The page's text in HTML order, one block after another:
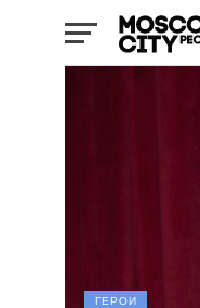
ГЕРОИ